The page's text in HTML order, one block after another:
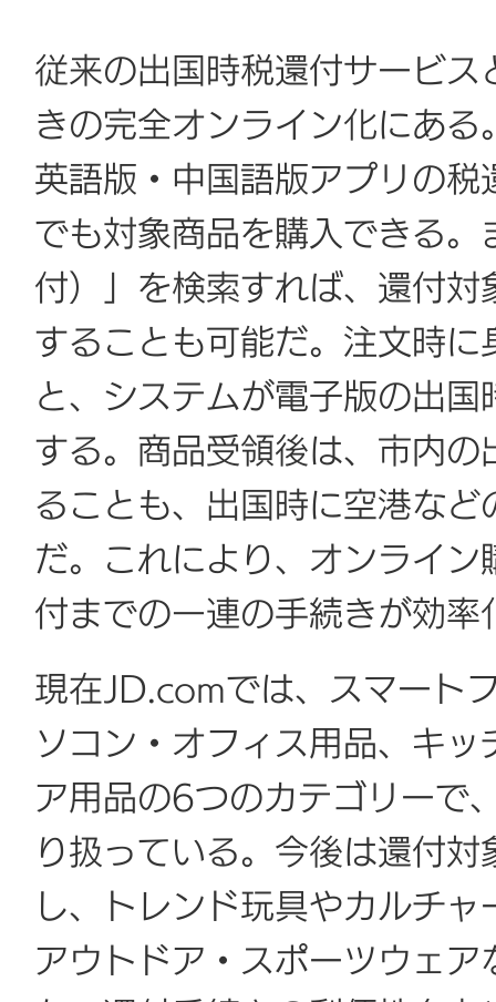
従来の出国時税還付サービ
きの完全オンライン化にあ
英語版・中国語版アプリの
でも対象商品を購入できる
付）」を検索すれば、還付
することも可能だ。注文時
と、システムが電子版の出
する。商品受領後は、市内
ることも、出国時に空港な
だ。これにより、オンライ
付までの一連の手続きが効率
現在JD.comでは、スマート
ソコン・オフィス用品、キ
ア用品の6つのカテゴリーで
り扱っている。今後は還付
し、トレンド玩具やカルチ
アウトドア・スポーツウェ